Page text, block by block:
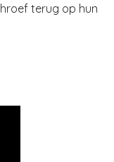
terug op hun